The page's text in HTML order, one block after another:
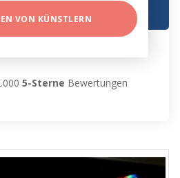
VON KÜNSTLERN
5-Sterne Bewertungen